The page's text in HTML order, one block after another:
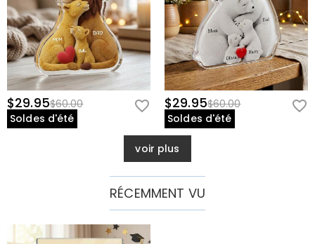
$29.95$60.00
Soldes d'été
$29.95$60.00
Soldes d'été
voir plus
RÉCEMMENT VU